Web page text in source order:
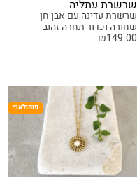
שרשרת עתליה
שרשרת עדינה עם אבן חן
שחורה וכדור תחרה זהוב
₪149.00
פופולארי